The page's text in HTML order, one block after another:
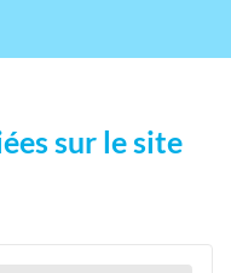
sur le site